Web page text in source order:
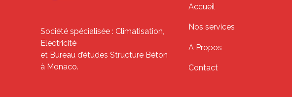
Société spécialisée : Climatisation,
Electricité
et Bureau d’études Structure Béton
à Monaco.
Accueil
Nos services
A Propos
Contact